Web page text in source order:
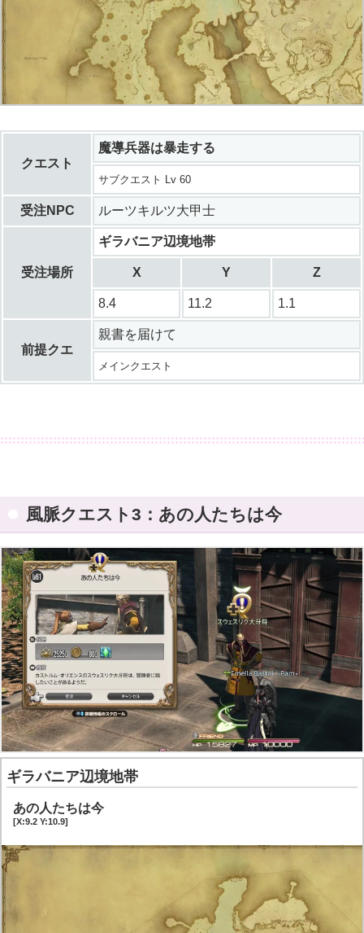
クエスト
魔導兵器は暴走する
サブクエスト Lv 60
受注NPC ルーツキルツ大甲士
受注場所
ギラバニア辺境地帯
X Y Z
8.4 11.2 1.1
前提クエ
親書を届けて
メインクエスト
風脈クエスト3：あの人たちは今
ギラバニア辺境地帯
あの人たちは今
[X:9.2 Y:10.9]